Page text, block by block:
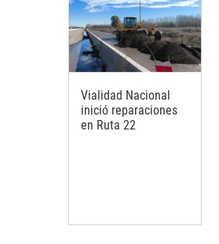
Vialidad Nacional
inició reparaciones
en Ruta 22